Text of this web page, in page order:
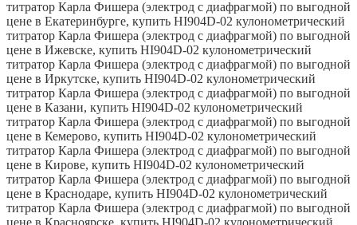
титратор Карла Фишера (электрод с диафрагмой) по выгодной
цене в Екатеринбурге, купить HI904D-02 кулонометрический
титратор Карла Фишера (электрод с диафрагмой) по выгодной
цене в Ижевске, купить HI904D-02 кулонометрический
титратор Карла Фишера (электрод с диафрагмой) по выгодной
цене в Иркутске, купить HI904D-02 кулонометрический
титратор Карла Фишера (электрод с диафрагмой) по выгодной
цене в Казани, купить HI904D-02 кулонометрический
титратор Карла Фишера (электрод с диафрагмой) по выгодной
цене в Кемерово, купить HI904D-02 кулонометрический
титратор Карла Фишера (электрод с диафрагмой) по выгодной
цене в Кирове, купить HI904D-02 кулонометрический
титратор Карла Фишера (электрод с диафрагмой) по выгодной
цене в Краснодаре, купить HI904D-02 кулонометрический
титратор Карла Фишера (электрод с диафрагмой) по выгодной
цене в Красноярске, купить HI904D-02 кулонометрический